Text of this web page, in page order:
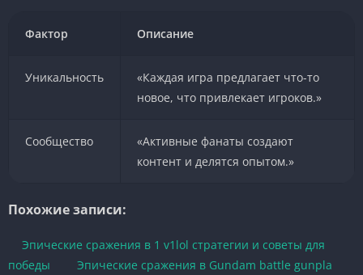
Фактор Описание
Уникальность
«Каждая игра предлагает что-то
новое, что привлекает игроков.»
Сообщество
«Активные фанаты создают
контент и делятся опытом.»
Похожие записи:
Эпические сражения в 1 v1lol стратегии и советы для
победы
Эпические сражения в Gundam battle gunpla